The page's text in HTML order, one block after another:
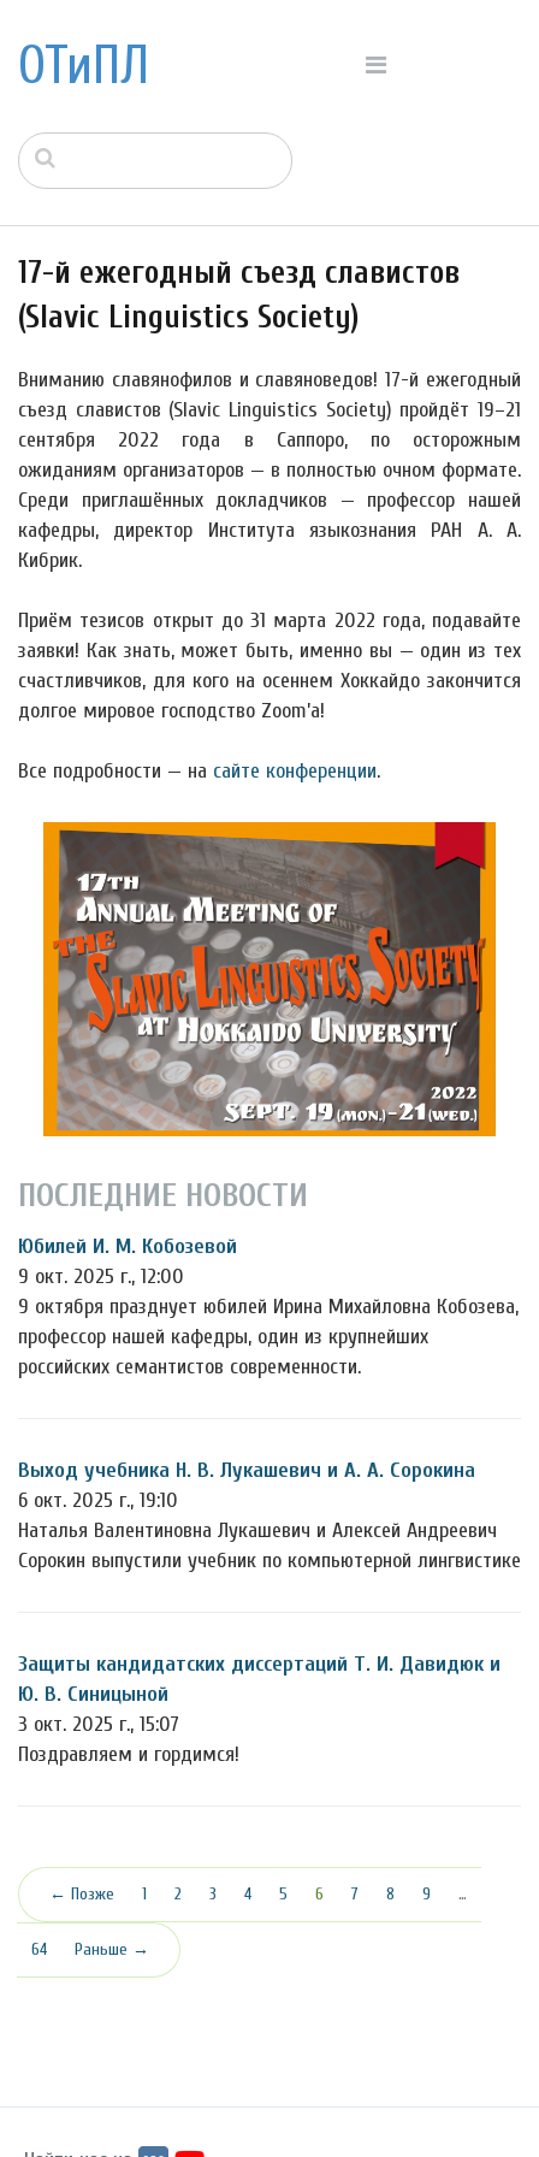
ОТиПЛ
17-й ежегодный съезд славистов
(Slavic Linguistics Society)
Вниманию славянофилов и славяноведов! 17-й ежегодный
съезд славистов (Slavic Linguistics Society) пройдёт 19–21
сентября 2022 года в Саппоро, по осторожным
ожиданиям организаторов — в полностью очном формате.
Среди приглашённых докладчиков — профессор нашей
кафедры, директор Института языкознания РАН А. А.
Кибрик.
Приём тезисов открыт до 31 марта 2022 года, подавайте
заявки! Как знать, может быть, именно вы — один из тех
счастливчиков, для кого на осеннем Хоккайдо закончится
долгое мировое господство Zoom’а!
Все подробности — на сайте конференции.
ПОСЛЕДНИЕ НОВОСТИ
Юбилей И. М. Кобозевой
9 окт. 2025 г., 12:00
9 октября празднует юбилей Ирина Михайловна Кобозева,
профессор нашей кафедры, один из крупнейших
российских семантистов современности.
Выход учебника Н. В. Лукашевич и А. А. Сорокина
6 окт. 2025 г., 19:10
Наталья Валентиновна Лукашевич и Алексей Андреевич
Сорокин выпустили учебник по компьютерной лингвистике
Защиты кандидатских диссертаций Т. И. Давидюк и
Ю. В. Синицыной
3 окт. 2025 г., 15:07
Поздравляем и гордимся!
← Позже 1 2 3 4 5 6 (текущая)
7 8 9 …
64 Раньше →